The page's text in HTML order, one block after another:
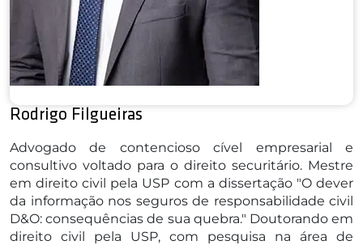
Rodrigo Filgueiras
Advogado de contencioso cível empresarial e
consultivo voltado para o direito securitário. Mestre
em direito civil pela USP com a dissertação "O dever
da informação nos seguros de responsabilidade civil
D&O: consequências de sua quebra." Doutorando em
direito civil pela USP, com pesquisa na área de